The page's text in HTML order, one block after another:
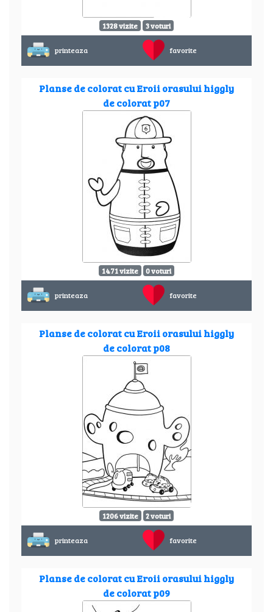
1328 vizite 3 voturi
printeaza favorite
Planse de colorat cu Eroii orasului higgly
de colorat p07
1471 vizite 0 voturi
printeaza favorite
Planse de colorat cu Eroii orasului higgly
de colorat p08
1206 vizite 2 voturi
printeaza favorite
Planse de colorat cu Eroii orasului higgly
de colorat p09